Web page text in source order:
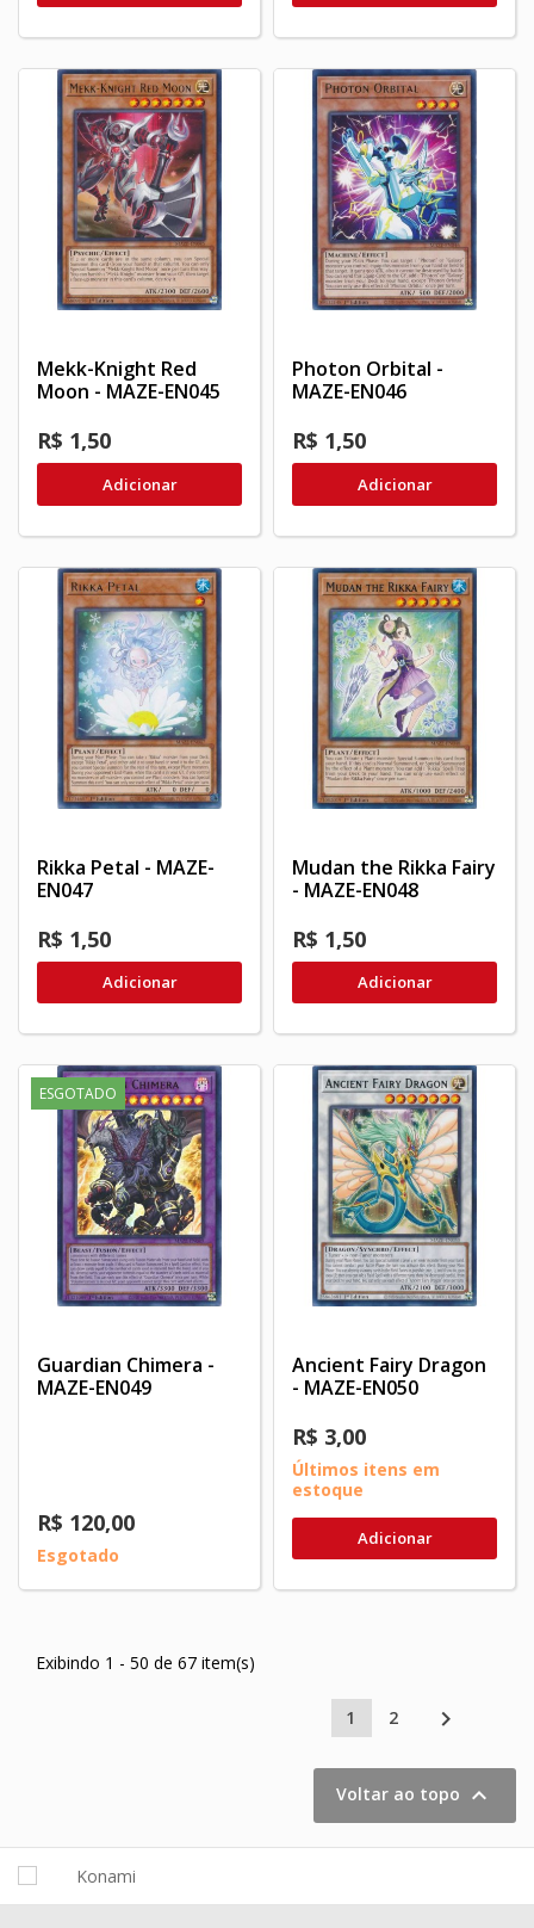
Mekk-Knight Red
Moon - MAZE-EN045
R$ 1,50
Adicionar
Photon Orbital -
MAZE-EN046
R$ 1,50
Adicionar
Rikka Petal - MAZE-
EN047
R$ 1,50
Adicionar
Mudan the Rikka Fairy
- MAZE-EN048
R$ 1,50
Adicionar
ESGOTADO
Guardian Chimera -
MAZE-EN049
R$ 120,00
Esgotado
Ancient Fairy Dragon
- MAZE-EN050
R$ 3,00
Últimos itens em
estoque
Adicionar
Exibindo 1 - 50 de 67 item(s)
1 2 
Voltar ao topo 